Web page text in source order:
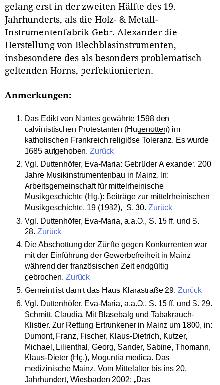
gelang erst in der zweiten Hälfte des 19.
Jahrhunderts, als die Holz- & Metall-
Instrumentenfabrik Gebr. Alexander die
Herstellung von Blechblasinstrumenten,
insbesondere des als besonders problematisch
geltenden Horns, perfektionierten.
Anmerkungen:
Das Edikt von Nantes gewährte 1598 den
calvinistischen Protestanten (Hugenotten) im
katholischen Frankreich religiöse Toleranz. Es wurde
1685 aufgehoben. Zurück
Vgl. Duttenhöfer, Eva-Maria: Gebrüder Alexander. 200
Jahre Musikinstrumentenbau in Mainz. In:
Arbeitsgemeinschaft für mittelrheinische
Musikgeschichte (Hg.): Beiträge zur mittelrheinischen
Musikgeschichte, 19 (1982), S. 30. Zurück
Vgl. Duttenhöfer, Eva-Maria, a.a.O., S. 15 ff. und S.
28. Zurück
Die Abschottung der Zünfte gegen Konkurrenten war
mit der Einführung der Gewerbefreiheit in Mainz
während der französischen Zeit endgültig
gebrochen. Zurück
Gemeint ist damit das Haus Klarastraße 29. Zurück
Vgl. Duttenhöfer, Eva-Maria, a.a.O., S. 15 ff. und S. 29.
Schmitt, Claudia, Mit Blasebalg und Tabakrauch-
Klistier. Zur Rettung Ertrunkener in Mainz um 1800, in:
Dumont, Franz, Fischer, Klaus-Dietrich, Kutzer,
Michael, Lilienthal, Georg, Sander, Sabine, Thomann,
Klaus-Dieter (Hg.), Moguntia medica. Das
medizinische Mainz. Vom Mittelalter bis ins 20.
Jahrhundert, Wiesbaden 2002: „Das